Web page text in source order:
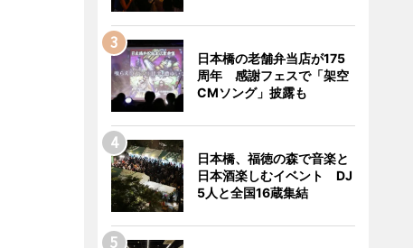
日本橋の老舗弁当店が175
周年 感謝フェスで「架空
CMソング」披露も
日本橋、福徳の森で音楽と
日本酒楽しむイベント DJ
5人と全国16蔵集結